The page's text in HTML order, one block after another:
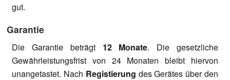
gut.
Garantie
Die Garantie beträgt 12 Monate. Die gesetzliche
Gewährleistungsfrist von 24 Monaten bleibt hiervon
unangetastet. Nach Registierung des Gerätes über den